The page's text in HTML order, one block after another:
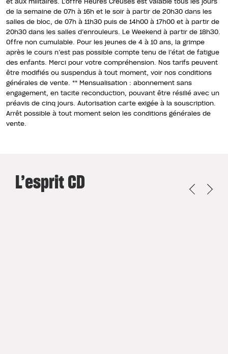
de la semaine de 07h à 16h et le soir à partir de 20h30 dans les
salles de bloc, de 07h à 11h30 puis de 14h00 à 17h00 et à partir de
20h30 dans les salles d’enrouleurs. Le Weekend à partir de 18h30.
Offre non cumulable. Pour les jeunes de 4 à 10 ans, la grimpe
après le cours n’est pas possible compte tenu de l’état de fatigue
des enfants. Merci pour votre compréhension. Nos tarifs peuvent
être modifiés ou suspendus à tout moment, voir nos conditions
générales de vente. ** Mensualisation : abonnement sans
engagement, en tacite reconduction, pouvant être résilié avec un
préavis de cinq jours. Autorisation carte exigée à la souscription.
Arrêt possible à tout moment selon les conditions générales de
vente.